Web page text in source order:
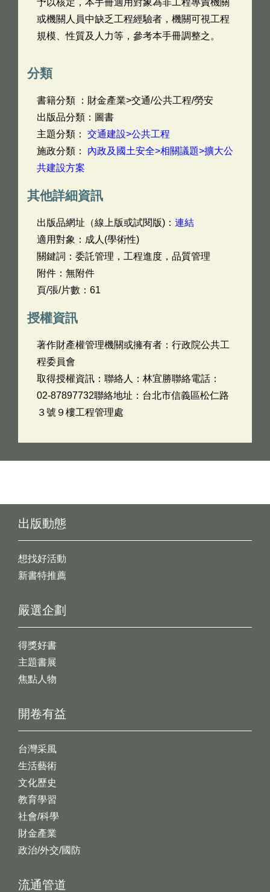
予以核定，本手冊適用對象為非工程專責機關
或機關人員中缺乏工程經驗者，機關可視工程
規模、性質及人力等，參考本手冊調整之。
分類
書籍分類 ：財金產業>交通/公共工程/勞安
出版品分類：圖書
主題分類： 交通建設>公共工程
施政分類： 內政及國土安全>相關議題>擴大公
共建設方案
其他詳細資訊
出版品網址（線上版或試閱版)： 連結
適用對象：成人(學術性)
關鍵詞：委託管理，工程進度，品質管理
附件：無附件
頁/張/片數：61
授權資訊
著作財產權管理機關或擁有者：行政院公共工
程委員會
取得授權資訊：聯絡人：林宜勝聯絡電話：
02-87897732聯絡地址：台北市信義區松仁路
３號９樓工程管理處
出版動態
想找好活動
新書特推薦
開卷有益
台灣采風
生活藝術
文化歷史
教育學習
社會/科學
財金產業
政治/外交/國防
嚴選企劃
得獎好書
主題書展
焦點人物
流通管道